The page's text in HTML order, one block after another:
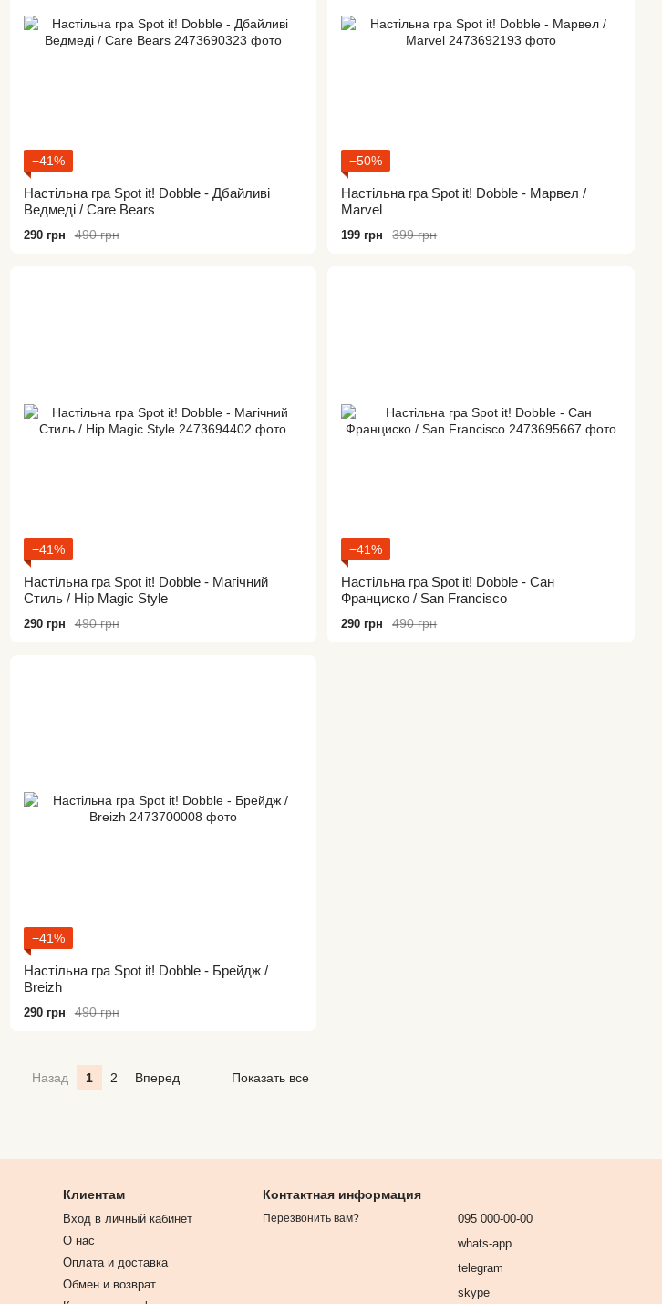
−41%
Настільна гра Spot it! Dobble - Дбайливі
Ведмеді / Care Bears
490 грн
290 грн
−50%
Настільна гра Spot it! Dobble - Марвел /
Marvel
399 грн
199 грн
−41%
Настільна гра Spot it! Dobble - Магічний
Стиль / Hip Magic Style
490 грн
290 грн
−41%
Настільна гра Spot it! Dobble - Сан
Франциско / San Francisco
490 грн
290 грн
−41%
Настільна гра Spot it! Dobble - Брейдж /
Breizh
490 грн
290 грн
Назад 1 2 Вперед Показать все
Клиентам
Вход в личный кабинет
О нас
Оплата и доставка
Обмен и возврат
Контактная информация
Перезвонить вам?
095 000-00-00
whats-app
telegram
skype